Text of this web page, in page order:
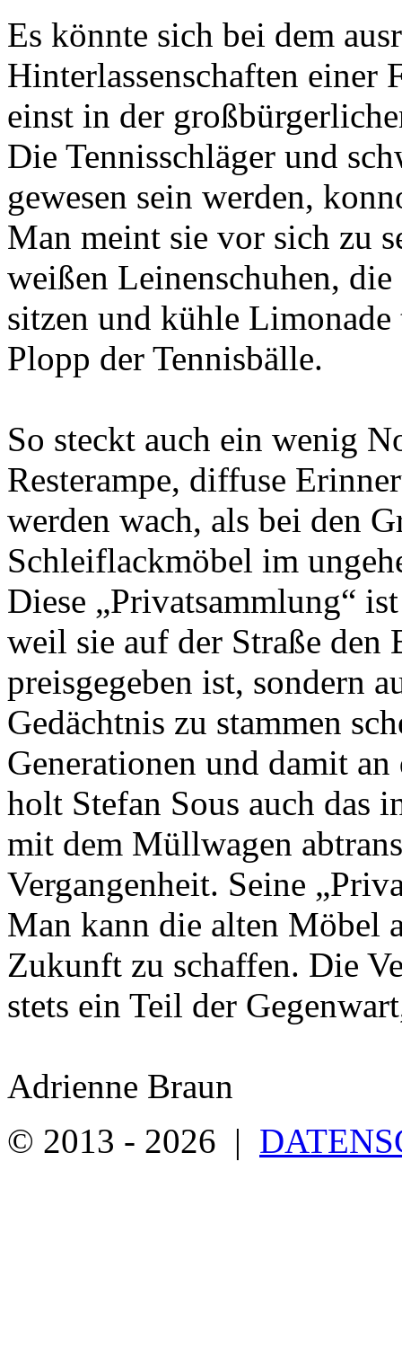
Es könnte sich bei dem
Hinterlassenschaften
einst in der
Die Tennisschläger und
gewesen sein werden,
Man meint sie vor sich zu
weißen Leinenschuhen,
sitzen und kühle
Plopp der Tennisbälle.
So steckt auch ein wenig
Resterampe, diffuse
werden wach, als bei den
Schleiflackmöbel im
Diese „Privatsammlung“
weil sie auf der Straße den
preisgegeben ist, sondern
Gedächtnis zu stammen
Generationen und damit
holt Stefan Sous auch das
mit dem Müllwagen
Vergangenheit. Seine
Man kann die alten Möbel
Zukunft zu schaffen. Die
stets ein Teil der
Adrienne Braun
© 2013 - 2026 |